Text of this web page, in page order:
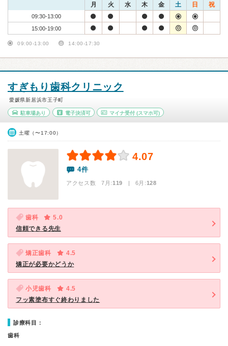
月 火 水 木 金 土 日 祝
09:30-13:00
15:00-19:00
09:00-13:00 14:00-17:30
すぎもり歯科クリニック
愛媛県新居浜市王子町
駐車場あり 電子決済可 マイナ受付 (スマホ可)
土曜（〜17:00）
4.07
4件
アクセス数 7月:119 | 6月:128
歯科
5.0
信頼できる先生
矯正歯科
4.5
矯正が必要かどうか
小児歯科
4.5
フッ素塗布すぐ終わりました
診療科目：
歯科